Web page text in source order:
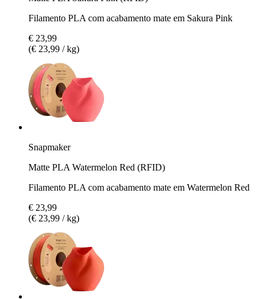
Filamento PLA com acabamento mate em Sakura Pink
€ 23,99
(€ 23,99 / kg)
Snapmaker
Matte PLA Watermelon Red (RFID)
Filamento PLA com acabamento mate em Watermelon Red
€ 23,99
(€ 23,99 / kg)